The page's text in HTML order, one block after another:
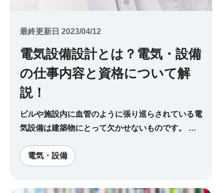
最終更新日 2023/04/12
電気設備設計とは？電気・設備
の仕事内容と資格について解
説！
ビルや施設内に血管のように張り巡らされている電
気設備は建築物にとって欠かせないものです。 こ
容と、電気設備業界における求人動向について解説
電気・設備